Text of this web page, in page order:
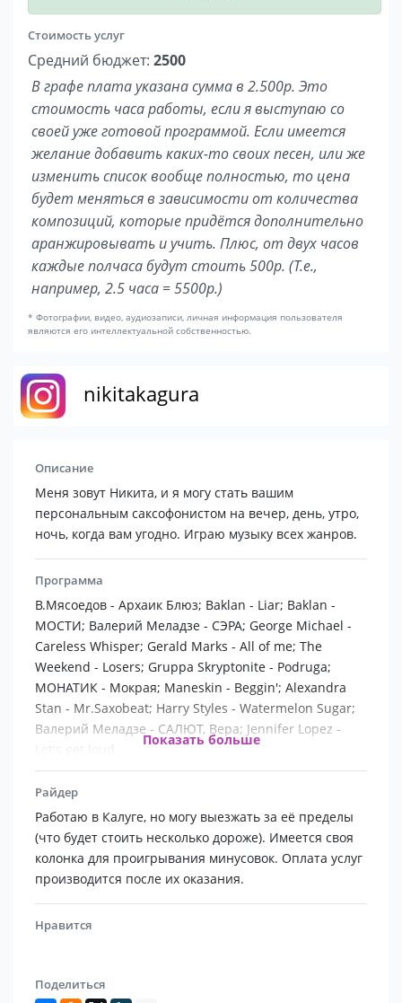
Стоимость услуг
Средний бюджет: 2500
В графе плата указана сумма в 2.500р. Это
стоимость часа работы, если я выступаю со
своей уже готовой программой. Если имеется
желание добавить каких-то своих песен, или же
изменить список вообще полностью, то цена
будет меняться в зависимости от количества
композиций, которые придётся дополнительно
аранжировывать и учить. Плюс, от двух часов
каждые полчаса будут стоить 500р. (Т.е.,
например, 2.5 часа = 5500р.)
* Фотографии, видео, аудиозаписи, личная информация пользователя
являются его интеллектуальной собственностью.
nikitakagura
Описание
Меня зовут Никита, и я могу стать вашим
персональным саксофонистом на вечер, день, утро,
ночь, когда вам угодно. Играю музыку всех жанров.
Программа
В.Мясоедов - Архаик Блюз; Baklan - Liar; Baklan -
МОСТИ; Валерий Меладзе - СЭРА; George Michael -
Careless Whisper; Gerald Marks - All of me; The
Weekend - Losers; Gruppa Skryptonite - Podruga;
МОНАТИК - Мокрая; Maneskin - Beggin'; Alexandra
Stan - Mr.Saxobeat; Harry Styles - Watermelon Sugar;
Валерий Меладзе - САЛЮТ, Вера; Jennifer Lopez -
Let's get loud.
Показать больше
Райдер
Работаю в Калуге, но могу выезжать за её пределы
(что будет стоить несколько дороже). Имеется своя
колонка для проигрывания минусовок. Оплата услуг
производится после их оказания.
Нравится
Поделиться